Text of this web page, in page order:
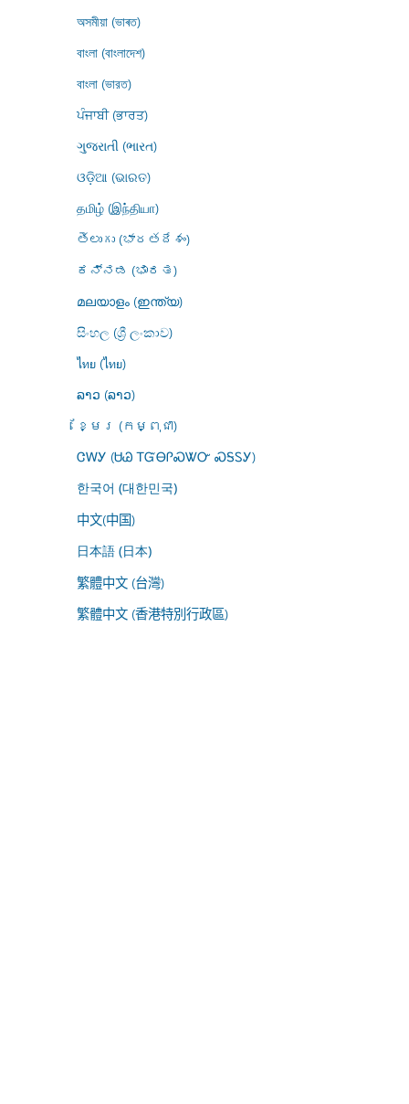
অসমীয়া (ভাৰত)
বাংলা (বাংলাদেশ)
বাংলা (ভারত)
ਪੰਜਾਬੀ (ਭਾਰਤ)
ગુજરાતી (ભારત)
ଓଡ଼ିଆ (ଭାରତ)
தமிழ் (இந்தியா)
తెలుగు (భారతదేశం)
ಕನ್ನಡ (ಭಾರತ)
മലയാളം (ഇന്ത്യ)
සිංහල (ශ්‍රී ලංකාව)
ไทย (ไทย)
ລາວ (ລາວ)
ខ្មែរ (កម្ពុជា)
ᏣᎳᎩ (ᏌᏊ ᎢᏳᎾᎵᏍᏔᏅ ᏍᎦᏚᎩ)
한국어 (대한민국)
中文(中国)
日本語 (日本)
繁體中文 (台灣)
繁體中文 (香港特別行政區)